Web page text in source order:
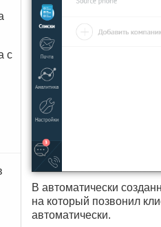
с
В автоматически
на который позвонил
автоматически.